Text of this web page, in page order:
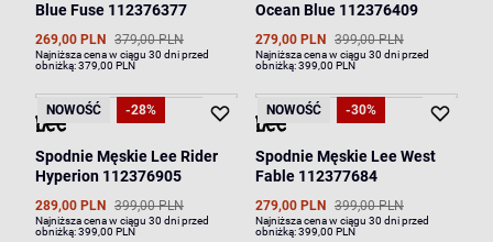
Blue Fuse 112376377
269,00 PLN 379,00 PLN
Najniższa cena w ciągu 30 dni przed
obniżką:379,00 PLN
Ocean Blue 112376409
279,00 PLN 399,00 PLN
Najniższa cena w ciągu 30 dni przed
obniżką:399,00 PLN
NOWOŚĆ -28%
Spodnie Męskie Lee Rider
Hyperion 112376905
289,00 PLN 399,00 PLN
Najniższa cena w ciągu 30 dni przed
obniżką:399,00 PLN
NOWOŚĆ -30%
Spodnie Męskie Lee West
Fable 112377684
279,00 PLN 399,00 PLN
Najniższa cena w ciągu 30 dni przed
obniżką:399,00 PLN